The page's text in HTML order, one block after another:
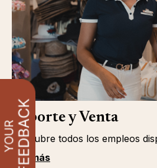
Soporte y Venta
Descubre todos los empleos
Ver más